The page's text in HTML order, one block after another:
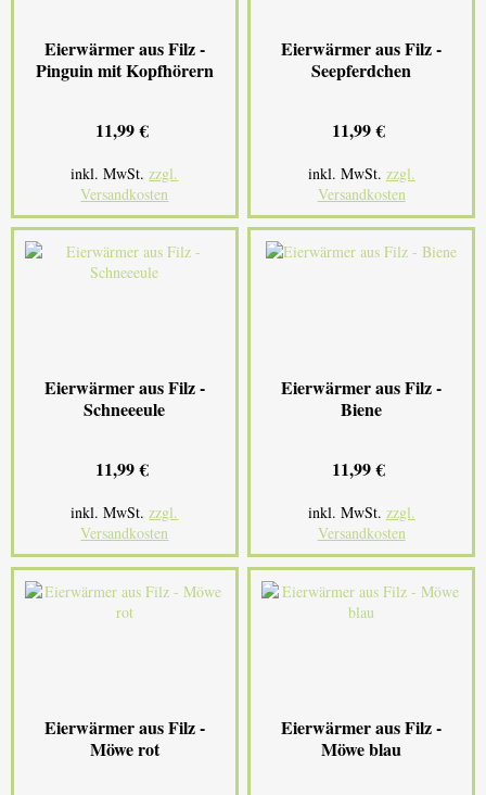
Eierwärmer aus Filz -
Pinguin mit Kopfhörern
11,99 €
inkl. MwSt.zzgl.
Versandkosten
Eierwärmer aus Filz -
Seepferdchen
11,99 €
inkl. MwSt. zzgl.
Versandkosten
Eierwärmer aus Filz -
Schneeeule
11,99 €
inkl. MwSt.zzgl.
Versandkosten
Eierwärmer aus Filz -
Biene
11,99 €
inkl. MwSt. zzgl.
Versandkosten
Eierwärmer aus Filz -
Möwe rot
Eierwärmer aus Filz -
Möwe blau